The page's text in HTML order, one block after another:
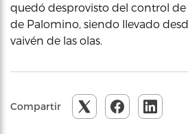
quedó desprovisto del control de
de Palomino, siendo llevado
vaivén de las olas.
Compartir